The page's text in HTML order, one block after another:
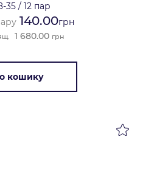
35 / 12 пар
140.00грн
1 680.00 грн
кошику